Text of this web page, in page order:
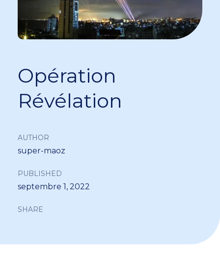
Opération
Révélation
AUTHOR
super-maoz
PUBLISHED
septembre 1, 2022
SHARE